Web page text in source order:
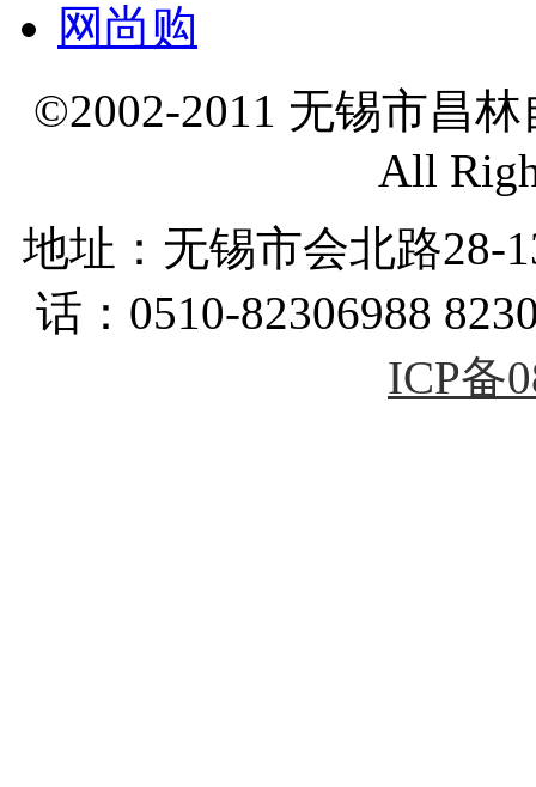
网尚购
©2002-2011 无锡市昌
All
地址：无锡市会北路28-
话：0510-82306988
ICP备